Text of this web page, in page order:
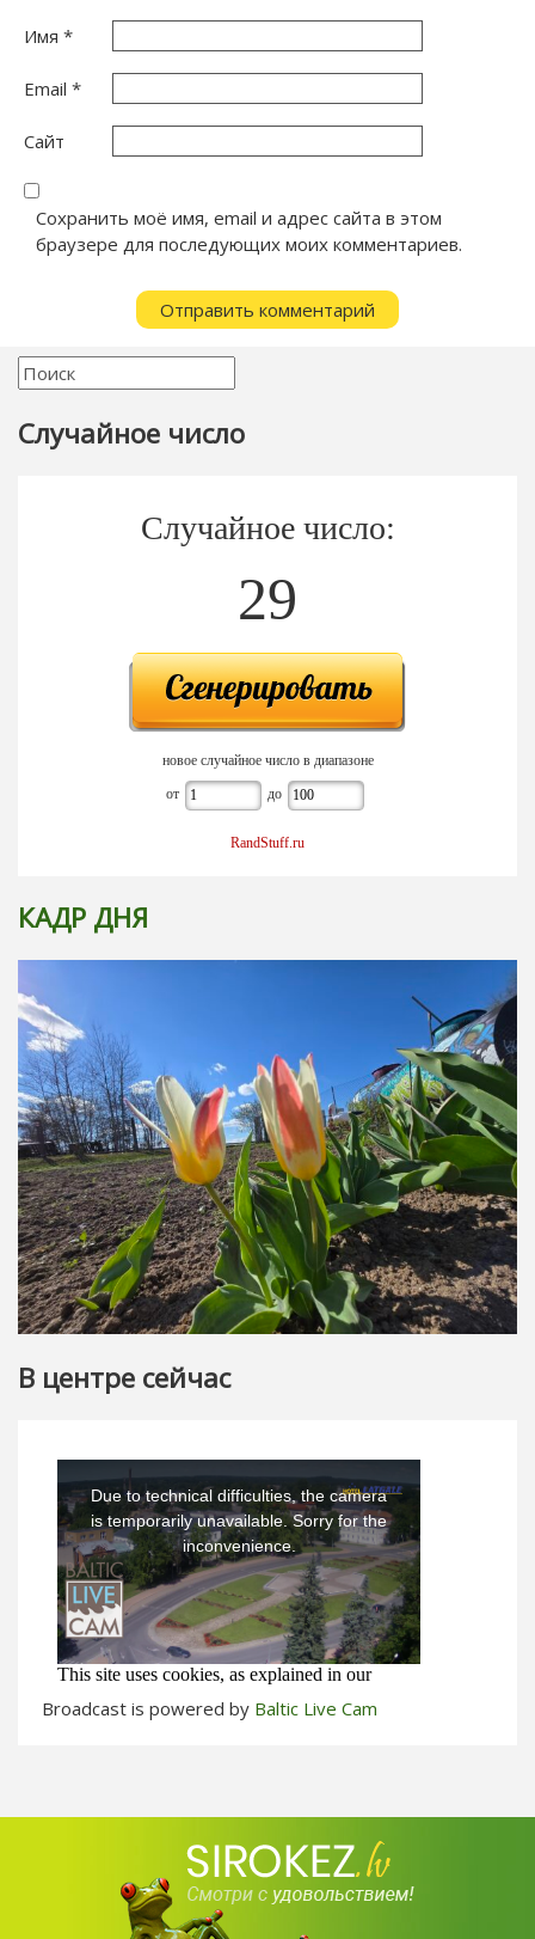
Имя *
Email *
Сайт
Сохранить моё имя, email и адрес сайта в этом
браузере для последующих моих комментариев.
Случайное число
Случайное число:
29
новое случайное число в диапазоне
от до
RandStuff.ru
КАДР ДНЯ
В центре сейчас
Broadcast is powered by Baltic Live Cam